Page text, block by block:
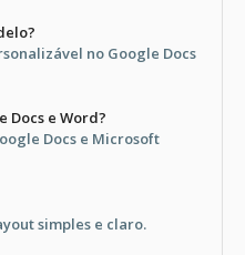
no Google Docs
Docs e Word?
Docs e Microsoft
simples e claro.